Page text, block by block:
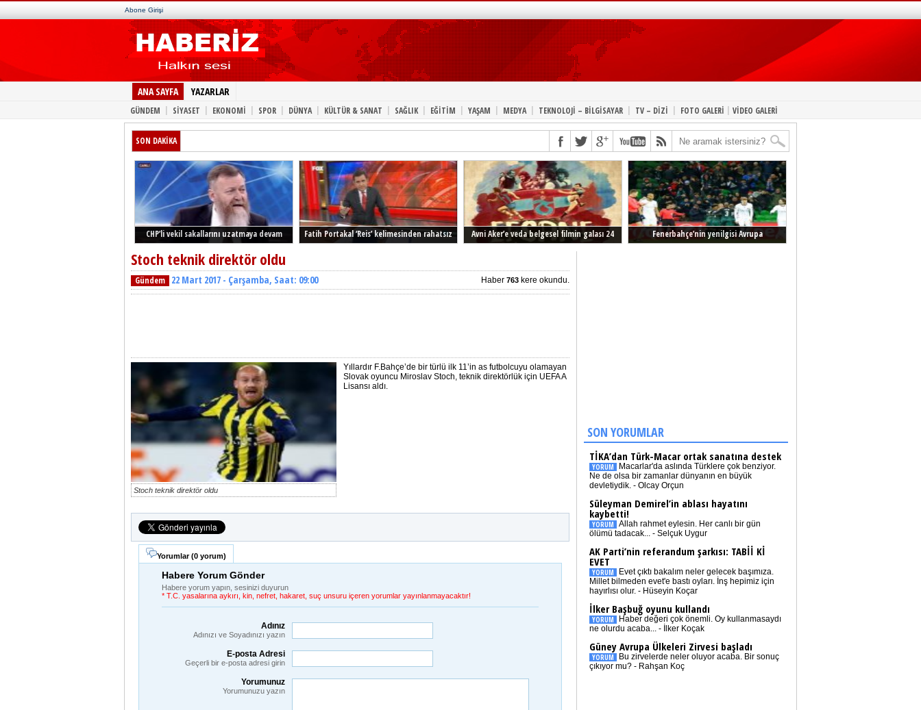
Abone Girişi
ANA SAYFA YAZARLAR
GÜNDEM | SİYASET | EKONOMİ | SPOR | DÜNYA | KÜLTÜR & SANAT | SAĞLIK | EĞİTİM | YAŞAM | MEDYA | TEKNOLOJİ – BİLGİSAYAR | TV – DİZİ | FOTO GALERİ | VİDEO GALERİ
SON DAKİKA
CHP’li vekil sakallarını uzatmaya devam
Fatih Portakal ‘Reis’ kelimesinden rahatsız
Avni Aker’e veda belgesel filmin galası 24
Fenerbahçe’nin yenilgisi Avrupa
Stoch teknik direktör oldu
Gündem 22 Mart 2017 - Çarşamba, Saat: 09:00 Haber 763 kere okundu.
Stoch teknik direktör oldu
Yıllardır F.Bahçe’de bir türlü ilk 11’in as futbolcuyu olamayan
Slovak oyuncu Miroslav Stoch, teknik direktörlük için UEFA A
Lisansı aldı.
Yorumlar (0 yorum)
Habere Yorum Gönder
Habere yorum yapın, sesinizi duyurun
* T.C. yasalarına aykırı, kin, nefret, hakaret, suç unsuru içeren yorumlar yayınlanmayacaktır!
Adınız
Adınızı ve Soyadınızı yazın
E-posta Adresi
Geçerli bir e-posta adresi girin
Yorumunuz
Yorumunuzu yazın
SON YORUMLAR
TİKA’dan Türk-Macar ortak sanatına destek
YORUM
Macarlar'da aslında Türklere çok benziyor.
Ne de olsa bir zamanlar dünyanın en büyük
devletiydik. - Olcay Orçun
Süleyman Demirel’in ablası hayatını
kaybetti!
YORUM Allah rahmet eylesin. Her canlı bir gün
ölümü tadacak... - Selçuk Uygur
AK Parti’nin referandum şarkısı: TABİİ Kİ
EVET
YORUM
Evet çıktı bakalım neler gelecek başımıza.
Millet bilmeden evet'e bastı oyları. İnş hepimiz için
hayırlısı olur. - Hüseyin Koçar
İlker Başbuğ oyunu kullandı
YORUM
Haber değeri çok önemli. Oy kullanmasaydı
ne olurdu acaba... - İlker Koçak
Güney Avrupa Ülkeleri Zirvesi başladı
YORUM
Bu zirvelerde neler oluyor acaba. Bir sonuç
çıkıyor mu? - Rahşan Koç